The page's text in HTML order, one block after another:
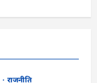
राजनीति